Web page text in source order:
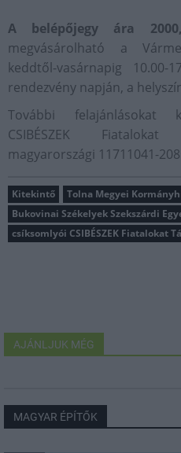
A belépőjegy ára
megvásárolható a
keddtől-vasárnapig
rendezvény napján, a
További felajánlásokat
CSIBÉSZEK
magyarországi 11711041-
Kitekintő
Tolna Megyei
Bukovinai Székelyek Szekszárdi
csíksomlyói CSIBÉSZEK Fiatalokat
AJÁNLJUK MÉG
MAGYAR ÉPÍTŐK